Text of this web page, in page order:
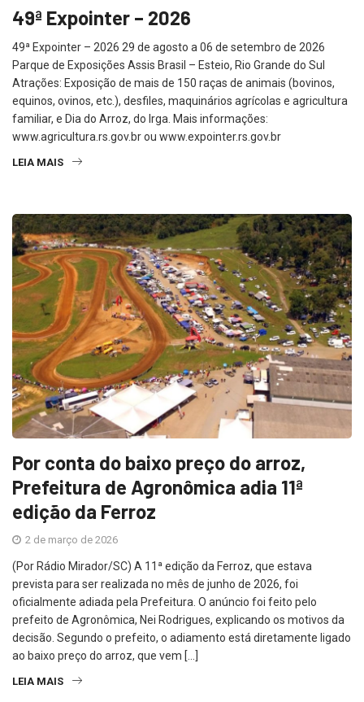
49ª Expointer – 2026
49ª Expointer – 2026 29 de agosto a 06 de setembro de 2026
Parque de Exposições Assis Brasil – Esteio, Rio Grande do Sul
Atrações: Exposição de mais de 150 raças de animais (bovinos,
equinos, ovinos, etc.), desfiles, maquinários agrícolas e agricultura
familiar, e Dia do Arroz, do Irga. Mais informações:
www.agricultura.rs.gov.br ou www.expointer.rs.gov.br
LEIA MAIS
Por conta do baixo preço do arroz,
Prefeitura de Agronômica adia 11ª
edição da Ferroz
2 de março de 2026
(Por Rádio Mirador/SC) A 11ª edição da Ferroz, que estava
prevista para ser realizada no mês de junho de 2026, foi
oficialmente adiada pela Prefeitura. O anúncio foi feito pelo
prefeito de Agronômica, Nei Rodrigues, explicando os motivos da
decisão. Segundo o prefeito, o adiamento está diretamente ligado
ao baixo preço do arroz, que vem […]
LEIA MAIS